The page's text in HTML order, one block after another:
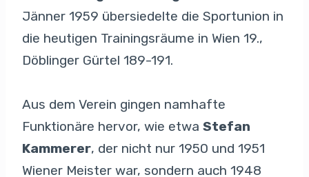
Jänner 1959 übersiedelte die Sportunion in
die heutigen Trainingsräume in Wien 19.,
Döblinger Gürtel 189-191.
Aus dem Verein gingen namhafte
Funktionäre hervor, wie etwa Stefan
Kammerer, der nicht nur 1950 und 1951
Wiener Meister war, sondern auch 1948